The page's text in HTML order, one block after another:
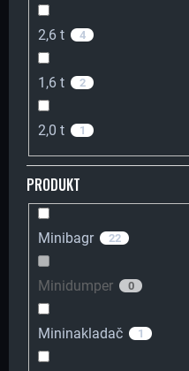
2,6 t 4
1,6 t 2
2,0 t 1
PRODUKT
Minibagr 22
Minidumper 0
Mininakladač 1
ČEP
25MM
PRO
MINIBAGR
GORILA